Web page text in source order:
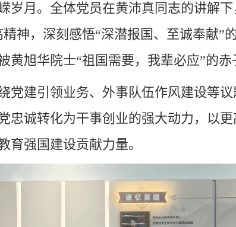
岁月。全体党员在黄沛真同志的讲解下
神，深刻感悟“深潜报国、至诚奉献”
黄旭华院士“祖国需要，我辈必应”的赤
党建引领业务、 外事队伍作风建设等
忠诚转化为干事创业的强大动力 ，以
育强国建设贡献力量。